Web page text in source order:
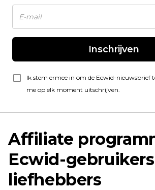
Inschrijven
Ik stem ermee in om de Ecwid-nieuwsbrief
me op elk moment uitschrijven.
Affiliate
Ecwid-
liefhebbers